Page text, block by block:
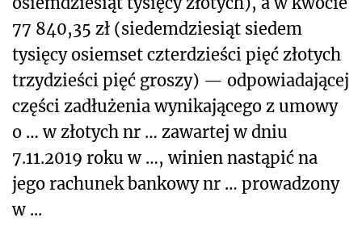
77 840,35 zł (siedemdziesiąt siedem
tysięcy osiemset czterdzieści pięć złotych
trzydzieści pięć groszy) — odpowiadającej
części zadłużenia wynikającego z umowy
o … w złotych nr … zawartej w dniu
7.11.2019 roku w …, winien nastąpić na
jego rachunek bankowy nr … prowadzony
w ...